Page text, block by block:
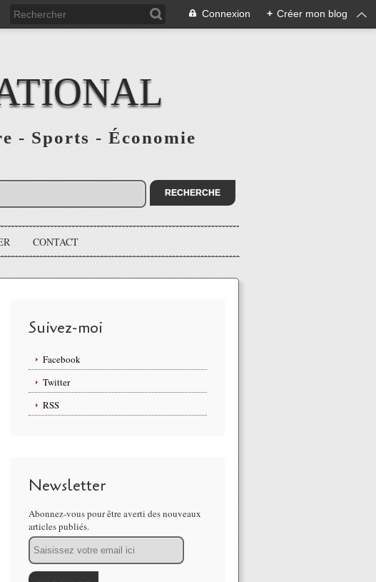
Connexion + Créer mon blog
- Sports - Économie
CONTACT
Suivez-moi
Facebook
Twitter
RSS
Newsletter
Abonnez-vous pour être averti des nouveaux
articles publiés.
Email